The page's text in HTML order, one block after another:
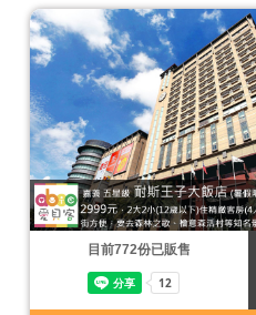
討論區
聯絡我們
APP下載
目前772份已販售